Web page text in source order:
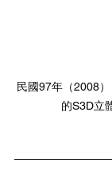
民國97年（2008
的S3D立